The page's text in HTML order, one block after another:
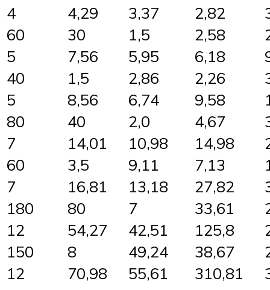
4
4,29 3,37 2,82
60
30 1,5 2,58
5
7,56 5,95 6,18
40
1,5 2,86 2,26
5
8,56 6,74 9,58
80
40 2,0 4,67
7
14,01 10,98 14,98
60
3,5 9,11 7,13
7
16,81 13,18 27,82
180
80 7 33,61
12
54,27 42,51 125,8
150
8 49,24 38,67
12
70,98 55,61 310,81